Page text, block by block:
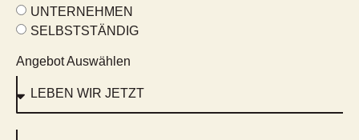
UNTERNEHMEN
SELBSTSTÄNDIG
Angebot Auswählen